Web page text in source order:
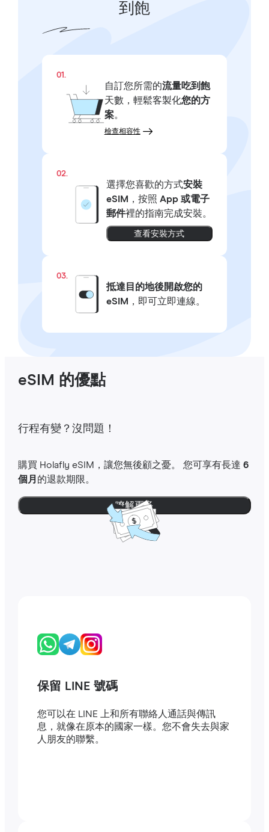
到飽
01.
自訂您所需的流量吃到飽
天數，輕鬆客製化您的方
案。
檢查相容性
02.
選擇您喜歡的方式安裝
eSIM
，按照 App 或電子
郵件裡的指南完成安裝。
查看安裝方式
03.
抵達目的地後開啟您的
eSIM
，即可立即連線。
eSIM 的優點
行程有變？沒問題！
購買 Holafly eSIM，讓您無後顧之憂。 您可享有長達 6
個月 的退款期限。
瞭解更多
保留 LINE 號碼
您可以在 LINE 上和所有聯絡人通話與傳訊
息，就像在原本的國家一樣。您不會失去與家
人朋友的聯繫。